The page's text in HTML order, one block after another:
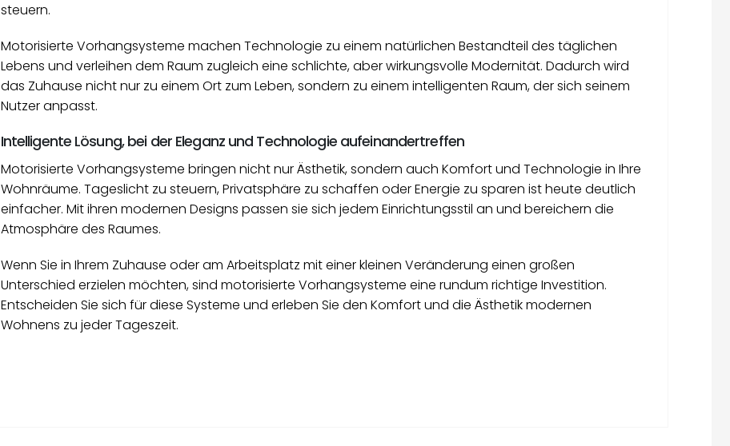
steuern.
Motorisierte Vorhangsysteme machen Technologie zu einem natürlichen Bestandteil des täglichen
Lebens und verleihen dem Raum zugleich eine schlichte, aber wirkungsvolle Modernität. Dadurch wird
das Zuhause nicht nur zu einem Ort zum Leben, sondern zu einem intelligenten Raum, der sich seinem
Nutzer anpasst.
Intelligente Lösung, bei der Eleganz und Technologie aufeinandertreffen
Motorisierte Vorhangsysteme bringen nicht nur Ästhetik, sondern auch Komfort und Technologie in Ihre
Wohnräume. Tageslicht zu steuern, Privatsphäre zu schaffen oder Energie zu sparen ist heute deutlich
einfacher. Mit ihren modernen Designs passen sie sich jedem Einrichtungsstil an und bereichern die
Atmosphäre des Raumes.
Wenn Sie in Ihrem Zuhause oder am Arbeitsplatz mit einer kleinen Veränderung einen großen
Unterschied erzielen möchten, sind motorisierte Vorhangsysteme eine rundum richtige Investition.
Entscheiden Sie sich für diese Systeme und erleben Sie den Komfort und die Ästhetik modernen
Wohnens zu jeder Tageszeit.